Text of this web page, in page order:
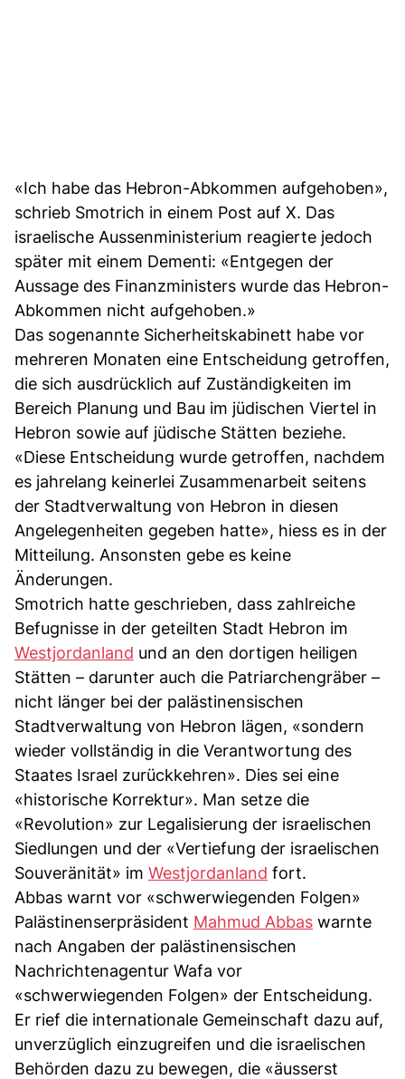
«Ich habe das Hebron-Abkommen aufgehoben»,
schrieb Smotrich in einem Post auf X. Das
israelische Aussenministerium reagierte jedoch
später mit einem Dementi: «Entgegen der
Aussage des Finanzministers wurde das Hebron-
Abkommen nicht aufgehoben.»
Das sogenannte Sicherheitskabinett habe vor
mehreren Monaten eine Entscheidung getroffen,
die sich ausdrücklich auf Zuständigkeiten im
Bereich Planung und Bau im jüdischen Viertel in
Hebron sowie auf jüdische Stätten beziehe.
«Diese Entscheidung wurde getroffen, nachdem
es jahrelang keinerlei Zusammenarbeit seitens
der Stadtverwaltung von Hebron in diesen
Angelegenheiten gegeben hatte», hiess es in der
Mitteilung. Ansonsten gebe es keine
Änderungen.
Smotrich hatte geschrieben, dass zahlreiche
Befugnisse in der geteilten Stadt Hebron im
Westjordanland und an den dortigen heiligen
Stätten – darunter auch die Patriarchengräber –
nicht länger bei der palästinensischen
Stadtverwaltung von Hebron lägen, «sondern
wieder vollständig in die Verantwortung des
Staates Israel zurückkehren». Dies sei eine
«historische Korrektur». Man setze die
«Revolution» zur Legalisierung der israelischen
Siedlungen und der «Vertiefung der israelischen
Souveränität» im Westjordanland fort.
Abbas warnt vor «schwerwiegenden Folgen»
Palästinenserpräsident Mahmud Abbas warnte
nach Angaben der palästinensischen
Nachrichtenagentur Wafa vor
«schwerwiegenden Folgen» der Entscheidung.
Er rief die internationale Gemeinschaft dazu auf,
unverzüglich einzugreifen und die israelischen
Behörden dazu zu bewegen, die «äusserst